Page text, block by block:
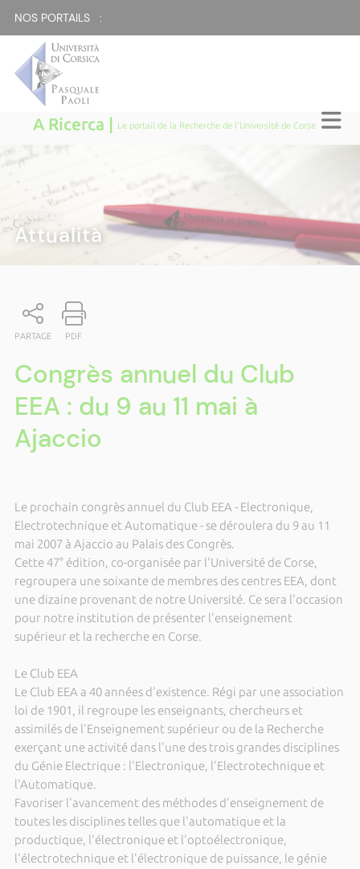
NOS PORTAILS :
A Ricerca | Le portail de la Recherche de l'Université de Corse
A RICERCA
Attualità
PARTAGE PDF
Congrès annuel du Club
EEA : du 9 au 11 mai à
Ajaccio
Le prochain congrès annuel du Club EEA - Electronique,
Electrotechnique et Automatique - se déroulera du 9 au 11
mai 2007 à Ajaccio au Palais des Congrès.
Cette 47° édition, co-organisée par l'Université de Corse,
regroupera une soixante de membres des centres EEA, dont
une dizaine provenant de notre Université. Ce sera l'occasion
pour notre institution de présenter l'enseignement
supérieur et la recherche en Corse.
Le Club EEA
Le Club EEA a 40 années d'existence. Régi par une association
loi de 1901, il regroupe les enseignants, chercheurs et
assimilés de l'Enseignement supérieur ou de la Recherche
exerçant une activité dans l'une des trois grandes disciplines
du Génie Electrique : l'Electronique, l'Electrotechnique et
l'Automatique.
Favoriser l'avancement des méthodes d'enseignement de
toutes les disciplines telles que l'automatique et la
productique, l'électronique et l'optoélectronique,
l'électrotechnique et l'électronique de puissance, le génie